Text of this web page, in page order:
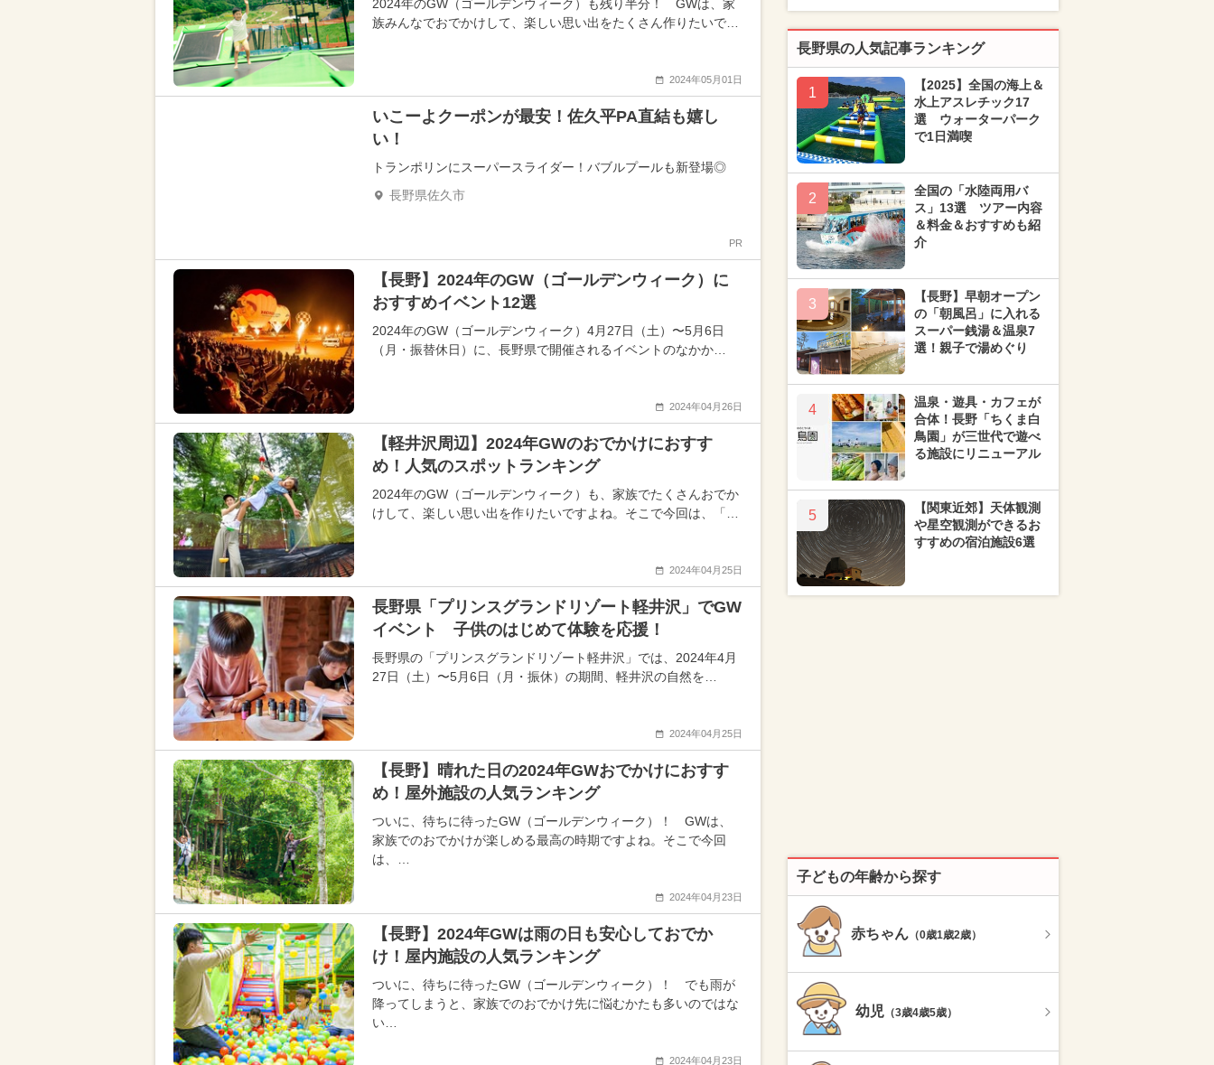
2024年のGW（ゴールデンウィーク）も残り半分！ GWは、家
族みんなでおでかけして、楽しい思い出をたくさん作りたいで…
2024年05月01日
いこーよクーポンが最安！佐久平PA直結も嬉し
い！
トランポリンにスーパースライダー！バブルプールも新登場◎
長野県佐久市
PR
【長野】2024年のGW（ゴールデンウィーク）に
おすすめイベント12選
2024年のGW（ゴールデンウィーク）4月27日（土）〜5月6日
（月・振替休日）に、長野県で開催されるイベントのなかか…
2024年04月26日
【軽井沢周辺】2024年GWのおでかけにおすす
め！人気のスポットランキング
2024年のGW（ゴールデンウィーク）も、家族でたくさんおでか
けして、楽しい思い出を作りたいですよね。そこで今回は、「…
2024年04月25日
長野県「プリンスグランドリゾート軽井沢」でGW
イベント 子供のはじめて体験を応援！
長野県の「プリンスグランドリゾート軽井沢」では、2024年4月
27日（土）〜5月6日（月・振休）の期間、軽井沢の自然を…
2024年04月25日
【長野】晴れた日の2024年GWおでかけにおすす
め！屋外施設の人気ランキング
ついに、待ちに待ったGW（ゴールデンウィーク）！ GWは、
家族でのおでかけが楽しめる最高の時期ですよね。そこで今回
は、…
2024年04月23日
【長野】2024年GWは雨の日も安心しておでか
け！屋内施設の人気ランキング
ついに、待ちに待ったGW（ゴールデンウィーク）！ でも雨が
降ってしまうと、家族でのおでかけ先に悩むかたも多いのではな
い…
2024年04月23日
長野県の人気記事ランキング
1
【2025】全国の海上＆
水上アスレチック17
選 ウォーターパーク
で1日満喫
2
全国の「水陸両用バ
ス」13選 ツアー内容
＆料金＆おすすめも紹
介
3
【長野】早朝オープン
の「朝風呂」に入れる
スーパー銭湯＆温泉7
選！親子で湯めぐり
4
温泉・遊具・カフェが
合体！長野「ちくま白
鳥園」が三世代で遊べ
る施設にリニューアル
5
【関東近郊】天体観測
や星空観測ができるお
すすめの宿泊施設6選
子どもの年齢から探す
赤ちゃん （0歳1歳2歳）
幼児 （3歳4歳5歳）